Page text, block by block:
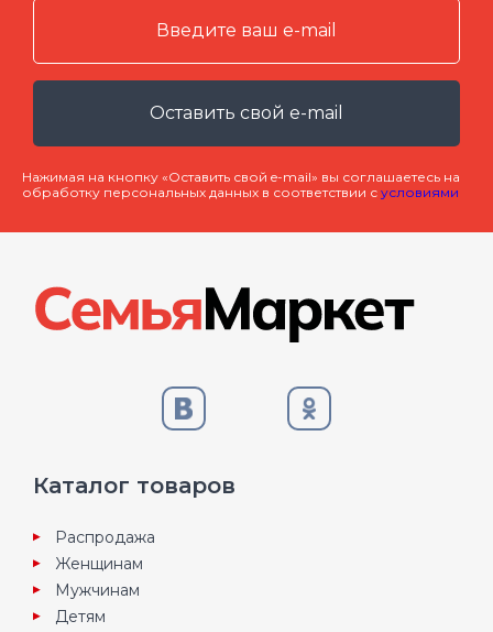
Оставить свой e-mail
Нажимая на кнопку «Оставить свой e-mail» вы соглашаетесь на
обработку персональных данных в соответствии с условиями
Каталог товаров
Распродажа
Женщинам
Мужчинам
Детям